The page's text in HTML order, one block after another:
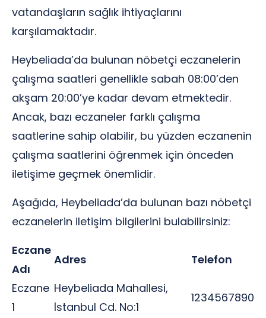
vatandaşların sağlık ihtiyaçlarını
karşılamaktadır.
Heybeliada’da bulunan nöbetçi eczanelerin
çalışma saatleri genellikle sabah 08:00’den
akşam 20:00’ye kadar devam etmektedir.
Ancak, bazı eczaneler farklı çalışma
saatlerine sahip olabilir, bu yüzden eczanenin
çalışma saatlerini öğrenmek için önceden
iletişime geçmek önemlidir.
Aşağıda, Heybeliada’da bulunan bazı nöbetçi
eczanelerin iletişim bilgilerini bulabilirsiniz:
Eczane
Adı
Adres
Telefon
Eczane
1
Heybeliada Mahallesi,
İstanbul Cd. No:1
1234567890